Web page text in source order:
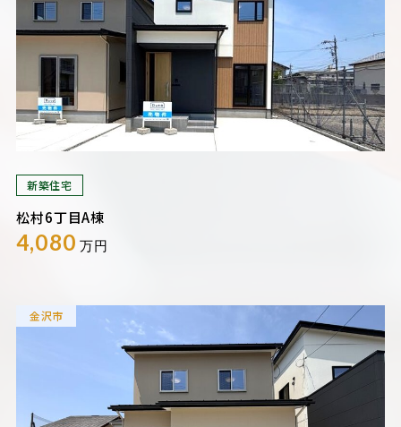
新築住宅
松村6丁目A棟
4,080 万円
金沢市